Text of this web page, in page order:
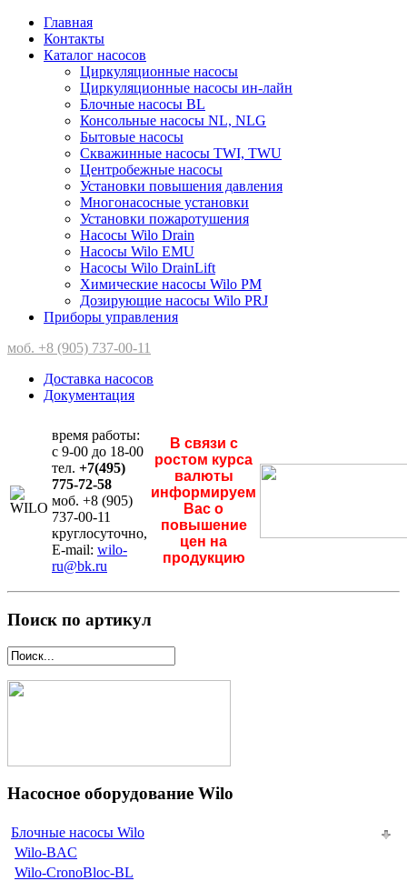
Главная
Контакты
Каталог насосов
Циркуляционные насосы
Циркуляционные насосы ин-лайн
Блочные насосы BL
Консольные насосы NL, NLG
Бытовые насосы
Скважинные насосы TWI, TWU
Центробежные насосы
Установки повышения давления
Многонасосные установки
Установки пожаротушения
Насосы Wilo Drain
Насосы Wilo EMU
Насосы Wilo DrainLift
Химические насосы Wilo PM
Дозирующие насосы Wilo PRJ
Приборы управления
моб. +8 (905) 737-00-11
Доставка насосов
Документация
время работы:
с 9-00 до 18-00
тел. +7(495)
775-72-58
моб. +8 (905)
737-00-11
круглосуточно,
E-mail: wilo-
ru@bk.ru
В связи с
ростом курса
валюты
информируем
Вас о
повышение
цен на
продукцию
Поиск по артикул
Насосное оборудование Wilo
Блочные насосы Wilo
Wilo-BAC
Wilo-CronoBloc-BL